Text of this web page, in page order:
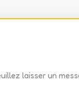
laisser un